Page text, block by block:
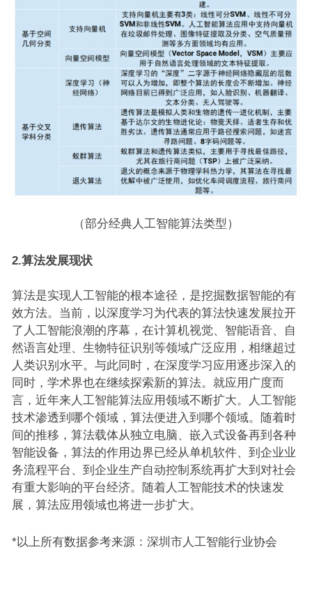
（部分经典人工智能算法类型）
2. 算法发展现状
算法是实现人工智能的根本途径，是挖掘数据智能的有
效方法。当前，以深度学习为代表的算法快速发展拉开
了人工智能浪潮的序幕，在计算机视觉、智能语音、自
然语言处理、生物特征识别等领域广泛应用，相继超过
人类识别水平。与此同时，在深度学习应用逐步深入的
同时，学术界也在继续探索新的算法。就应用广度而
言，近年来人工智能算法应用领域不断扩大。人工智能
技术渗透到哪个领域，算法便进入到哪个领域。随着时
间的推移，算法载体从独立电脑、嵌入式设备再到各种
智能设备，算法的作用边界已经从单机软件、到企业业
务流程平台、到企业生产自动控制系统再扩大到对社会
有重大影响的平台经济。随着人工智能技术的快速发
展，算法应用领域也将进一步扩大。
*以上所有数据参考来源：深圳市人工智能行业协会